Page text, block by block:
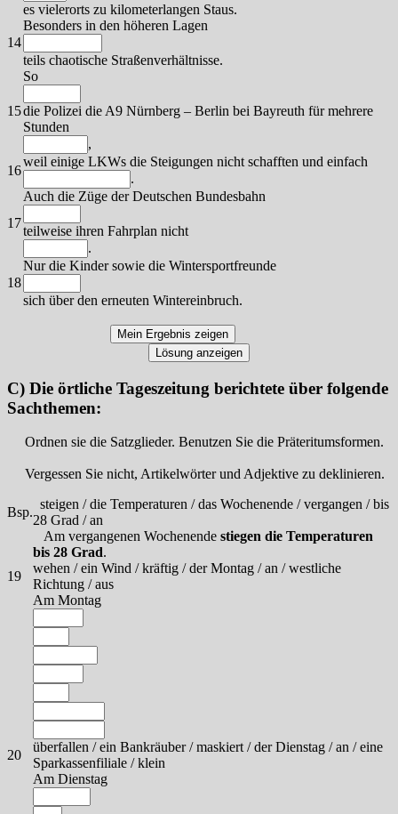
es vielerorts zu kilometerlangen Staus.
14
Besonders in den höheren Lagen
teils chaotische Straßenverhältnisse.
15
So
die Polizei die A9 Nürnberg – Berlin bei Bayreuth für mehrere
Stunden
,
16
weil einige LKWs die Steigungen nicht schafften und einfach
.
17
Auch die Züge der Deutschen Bundesbahn
teilweise ihren Fahrplan nicht
.
18
Nur die Kinder sowie die Wintersportfreunde
sich über den erneuten Wintereinbruch.
C) Die örtliche Tageszeitung berichtete über folgende
Sachthemen:
Ordnen sie die Satzglieder. Benutzen Sie die Präteritumsformen.
Vergessen Sie nicht, Artikelwörter und Adjektive zu deklinieren.
Bsp.
steigen / die Temperaturen / das Wochenende / vergangen / bis
28 Grad / an
Am vergangenen Wochenende stiegen die Temperaturen
bis 28 Grad.
19
wehen / ein Wind / kräftig / der Montag / an / westliche
Richtung / aus
Am Montag
20
überfallen / ein Bankräuber / maskiert / der Dienstag / an / eine
Sparkassenfiliale / klein
Am Dienstag